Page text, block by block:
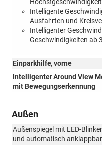
Höchstgeschwindigkeit
Intelligente
Ausfahrten und
Intelligenter
Geschwindigkeiten ab
Einparkhilfe, vorne
Intelligenter Around View
mit Bewegungserkennung
Außen
Außenspiegel mit LED-
und automatisch anklappbar